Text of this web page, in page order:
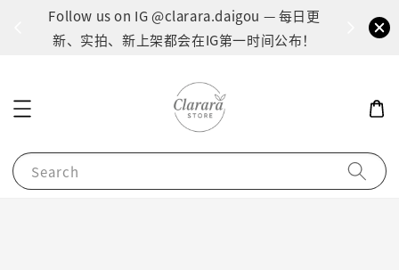
Follow us on IG @clarara.daigou — 每日更
新、实拍、新上架都会在IG第一时间公布！
Search